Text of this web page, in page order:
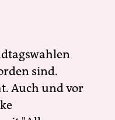
sind.
Auch und vor